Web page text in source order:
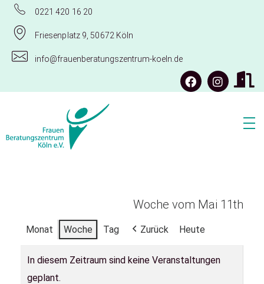
0221 420 16 20
Friesenplatz 9, 50672 Köln
info@frauenberatungszentrum-koeln.de
Woche vom Mai 11th
Monat Woche Tag Zurück Heute
In diesem Zeitraum sind keine Veranstaltungen
geplant.